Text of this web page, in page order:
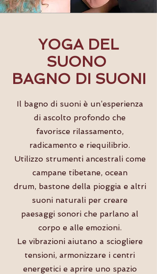
YOGA DEL
SUONO
BAGNO DI SUONI
Il bagno di suoni è un’esperienza
di ascolto profondo che
favorisce rilassamento,
radicamento e riequilibrio.
Utilizzo strumenti ancestrali come
campane tibetane, ocean
drum, bastone della pioggia e altri
suoni naturali per creare
paesaggi sonori che parlano al
corpo e alle emozioni.
Le vibrazioni aiutano a sciogliere
tensioni, armonizzare i centri
energetici e aprire uno spazio